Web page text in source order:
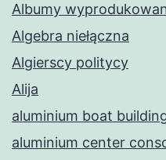
Albumy
Algebra niełączna
Algierscy politycy
Alija
aluminium boat
aluminium center